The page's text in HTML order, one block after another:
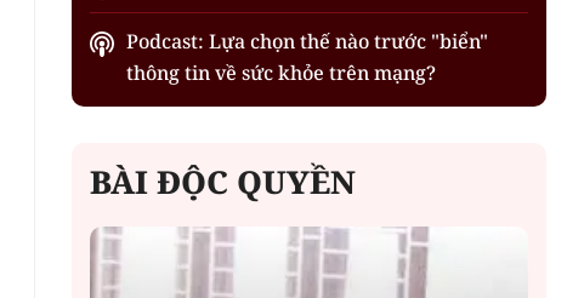
Podcast: Lựa chọn thế nào trước "biển"
thông tin về sức khỏe trên mạng?
BÀI ĐỘC QUYỀN